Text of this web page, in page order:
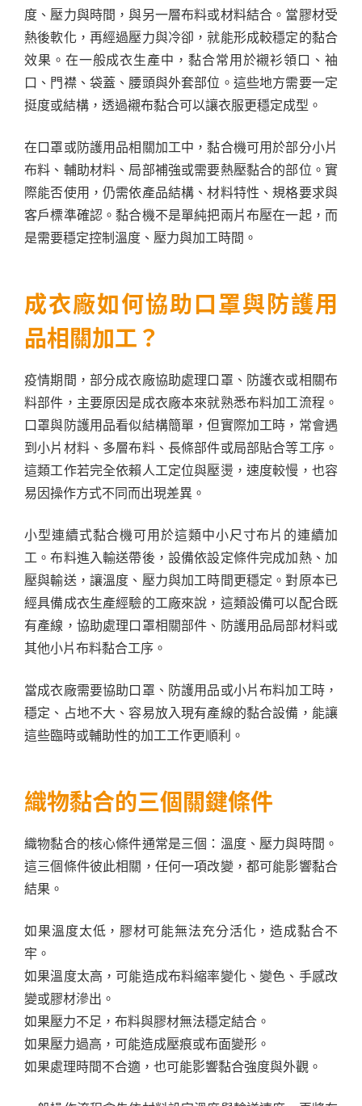
度、壓力與時間，與另一層布料或材料結合。當膠材受
熱後軟化，再經過壓力與冷卻，就能形成較穩定的黏合
效果。在一般成衣生產中，黏合常用於襯衫領口、袖
口、門襟、袋蓋、腰頭與外套部位。這些地方需要一定
挺度或結構，透過襯布黏合可以讓衣服更穩定成型。
在口罩或防護用品相關加工中，黏合機可用於部分小片
布料、輔助材料、局部補強或需要熱壓黏合的部位。實
際能否使用，仍需依產品結構、材料特性、規格要求與
客戶標準確認。黏合機不是單純把兩片布壓在一起，而
是需要穩定控制溫度、壓力與加工時間。
成衣廠如何協助口罩與防護用
品相關加工？
疫情期間，部分成衣廠協助處理口罩、防護衣或相關布
料部件，主要原因是成衣廠本來就熟悉布料加工流程。
口罩與防護用品看似結構簡單，但實際加工時，常會遇
到小片材料、多層布料、長條部件或局部貼合等工序。
這類工作若完全依賴人工定位與壓燙，速度較慢，也容
易因操作方式不同而出現差異。
小型連續式黏合機可用於這類中小尺寸布片的連續加
工。布料進入輸送帶後，設備依設定條件完成加熱、加
壓與輸送，讓溫度、壓力與加工時間更穩定。對原本已
經具備成衣生產經驗的工廠來說，這類設備可以配合既
有產線，協助處理口罩相關部件、防護用品局部材料或
其他小片布料黏合工序。
當成衣廠需要協助口罩、防護用品或小片布料加工時，
穩定、占地不大、容易放入現有產線的黏合設備，能讓
這些臨時或輔助性的加工工作更順利。
織物黏合的三個關鍵條件
織物黏合的核心條件通常是三個：溫度、壓力與時間。
這三個條件彼此相關，任何一項改變，都可能影響黏合
結果。
如果溫度太低，膠材可能無法充分活化，造成黏合不
牢。
如果溫度太高，可能造成布料縮率變化、變色、手感改
變或膠材滲出。
如果壓力不足，布料與膠材無法穩定結合。
如果壓力過高，可能造成壓痕或布面變形。
如果處理時間不合適，也可能影響黏合強度與外觀。